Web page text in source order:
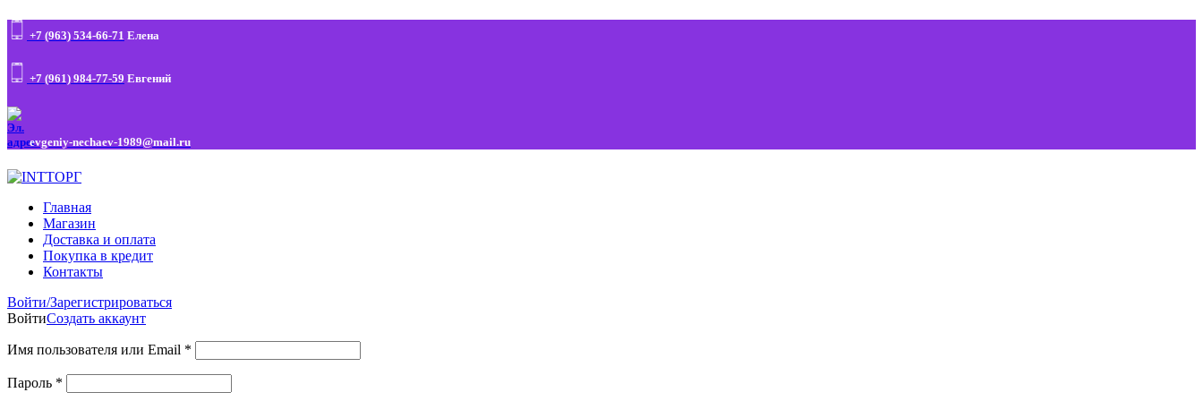
+7 (963) 534-66-71 Елена
+7 (961) 984-77-59 Евгений
evgeniy-nechaev-1989@mail.ru
Главная
Магазин
Доставка и оплата
Покупка в кредит
Контакты
Войти/Зарегистрироваться
ВойтиСоздать аккаунт
Имя пользователя или Email *
Пароль *